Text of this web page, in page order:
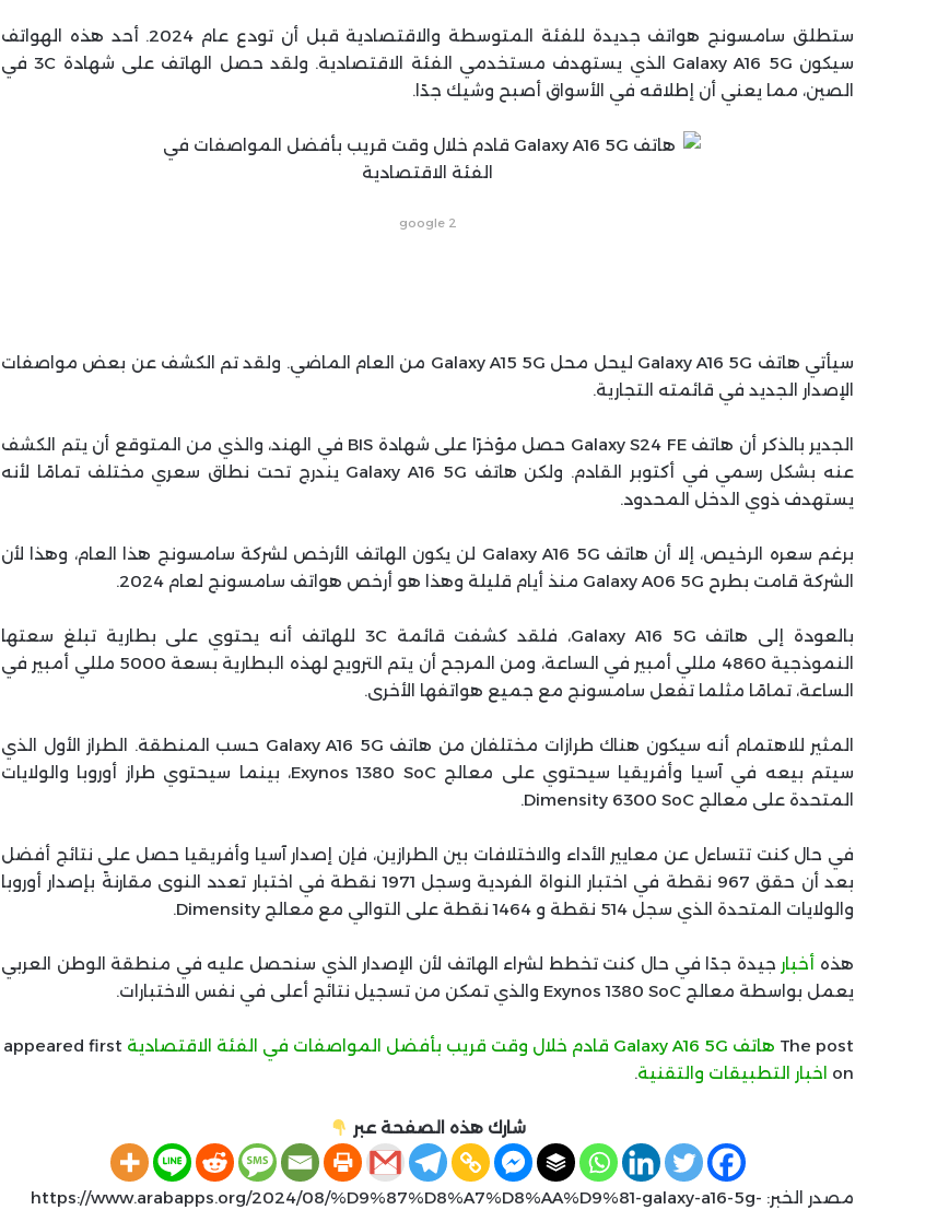
ستطلق سامسونج هواتف جديدة للفئة المتوسطة والاقتصادية قبل أن تودع عام 2024. أحد هذه الهواتف
سيكون Galaxy A16 5G الذي يستهدف مستخدمي الفئة الاقتصادية. ولقد حصل الهاتف على شهادة 3C في
الصين، مما يعني أن إطلاقه في الأسواق أصبح وشيك جدًا.
google 2
سيأتي هاتف Galaxy A16 5G ليحل محل Galaxy A15 5G من العام الماضي. ولقد تم الكشف عن بعض مواصفات
الإصدار الجديد في قائمته التجارية.
الجدير بالذكر أن هاتف Galaxy S24 FE حصل مؤخرًا على شهادة BIS في الهند، والذي من المتوقع أن يتم الكشف
عنه بشكل رسمي في أكتوبر القادم. ولكن هاتف Galaxy A16 5G يندرج تحت نطاق سعري مختلف تمامًا لأنه
يستهدف ذوي الدخل المحدود.
برغم سعره الرخيص، إلا أن هاتف Galaxy A16 5G لن يكون الهاتف الأرخص لشركة سامسونج هذا العام، وهذا لأن
الشركة قامت بطرح Galaxy A06 5G منذ أيام قليلة وهذا هو أرخص هواتف سامسونج لعام 2024.
بالعودة إلى هاتف Galaxy A16 5G، فلقد كشفت قائمة 3C للهاتف أنه يحتوي على بطارية تبلغ سعتها
النموذجية 4860 مللي أمبير في الساعة، ومن المرجح أن يتم الترويج لهذه البطارية بسعة 5000 مللي أمبير في
الساعة، تمامًا مثلما تفعل سامسونج مع جميع هواتفها الأخرى.
المثير للاهتمام أنه سيكون هناك طرازات مختلفان من هاتف Galaxy A16 5G حسب المنطقة. الطراز الأول الذي
سيتم بيعه في آسيا وأفريقيا سيحتوي على معالج Exynos 1380 SoC، بينما سيحتوي طراز أوروبا والولايات
المتحدة على معالج Dimensity 6300 SoC.
في حال كنت تتساءل عن معايير الأداء والاختلافات بين الطرازين، فإن إصدار آسيا وأفريقيا حصل على نتائج أفضل
بعد أن حقق 967 نقطة في اختبار النواة الفردية وسجل 1971 نقطة في اختبار تعدد النوى مقارنةً بإصدار أوروبا
والولايات المتحدة الذي سجل 514 نقطة و 1464 نقطة على التوالي مع معالج Dimensity.
هذه أخبار جيدة جدًا في حال كنت تخطط لشراء الهاتف لأن الإصدار الذي سنحصل عليه في منطقة الوطن العربي
يعمل بواسطة معالج Exynos 1380 SoC والذي تمكن من تسجيل نتائج أعلى في نفس الاختبارات.
The post هاتف Galaxy A16 5G قادم خلال وقت قريب بأفضل المواصفات في الفئة الاقتصادية
appeared first
on اخبار التطبيقات والتقنية.
شارك هذه الصفحة عبر
مصدر الخبر: https://www.arabapps.org/2024/08/%D9%87%D8%A7%D8%AA%D9%81-galaxy-a16-5g-